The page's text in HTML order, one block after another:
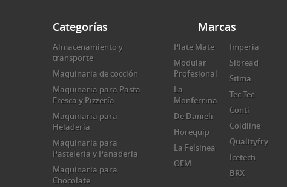
Categorías
Almacenamiento y
transporte
Maquinaria de cocción
Maquinaria para Pasta
Fresca y Pizzería
Maquinaria para
Heladería
Maquinaria para
Pastelería y Panadería
Maquinaria para
Chocolate
Marcas
Plate Mate
Modular
Profesional
La
Monferrina
De Danieli
Horequip
La Felsinea
OEM
Imperia
Sibread
Stima
Tec Tec
Conti
Coldline
Qualityfry
Icetech
BRX